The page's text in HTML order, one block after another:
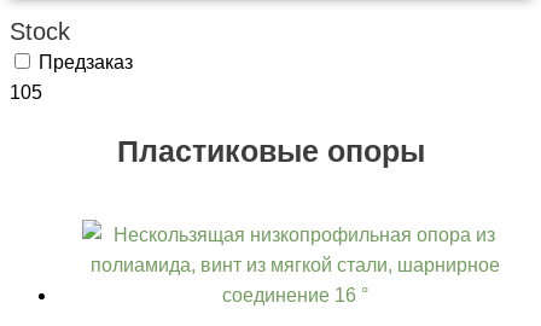
Stock
Предзаказ
105
Пластиковые опоры